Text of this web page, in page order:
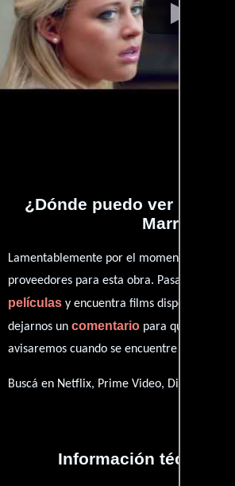
¿Dónde puedo ver la
Married?
Lamentablemente por el momento no
proveedores para esta obra. Pasa por
películas y encuentra films disponibles.
dejarnos un comentario para que le
avisaremos cuando se encuentre disponible
Buscá en Netflix, Prime Video, Disney+
Información técnica y